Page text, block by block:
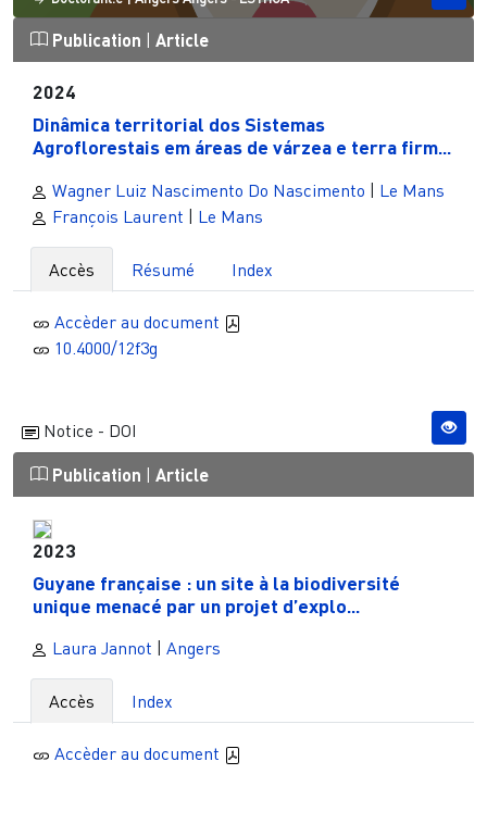
Publication | Article
2024
Dinâmica territorial dos Sistemas
Agroflorestais em áreas de várzea e terra firm...
Wagner Luiz Nascimento Do Nascimento | Le Mans
François Laurent | Le Mans
Accès Résumé Index
Accèder au document
10.4000/12f3g
Notice - DOI
Publication | Article
2023
Guyane française : un site à la biodiversité
unique menacé par un projet d’explo...
Laura Jannot Angers
Accès Index
Accèder au document